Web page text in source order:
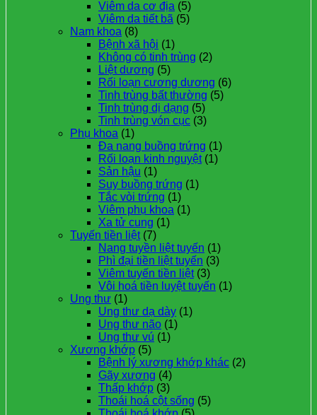
Viêm da cơ địa (5)
Viêm da tiết bã (5)
Nam khoa (8)
Bệnh xã hội (1)
Không có tinh trùng (2)
Liệt dương (5)
Rối loạn cương dương (6)
Tinh trùng bất thường (5)
Tinh trùng dị dạng (5)
Tinh trùng vón cục (3)
Phụ khoa (1)
Đa nang buồng trứng (1)
Rối loạn kinh nguyệt (1)
Sản hậu (1)
Suy buồng trứng (1)
Tắc vòi trứng (1)
Viêm phụ khoa (1)
Xa tử cung (1)
Tuyến tiền liệt (7)
Nang tuyền liệt tuyến (1)
Phì đại tiền liệt tuyến (3)
Viêm tuyến tiền liệt (3)
Vôi hoá tiền luyệt tuyến (1)
Ung thư (1)
Ung thư dạ dày (1)
Ung thư não (1)
Ung thư vú (1)
Xương khớp (5)
Bệnh lý xương khớp khác (2)
Gãy xương (4)
Thấp khớp (3)
Thoái hoá cột sống (5)